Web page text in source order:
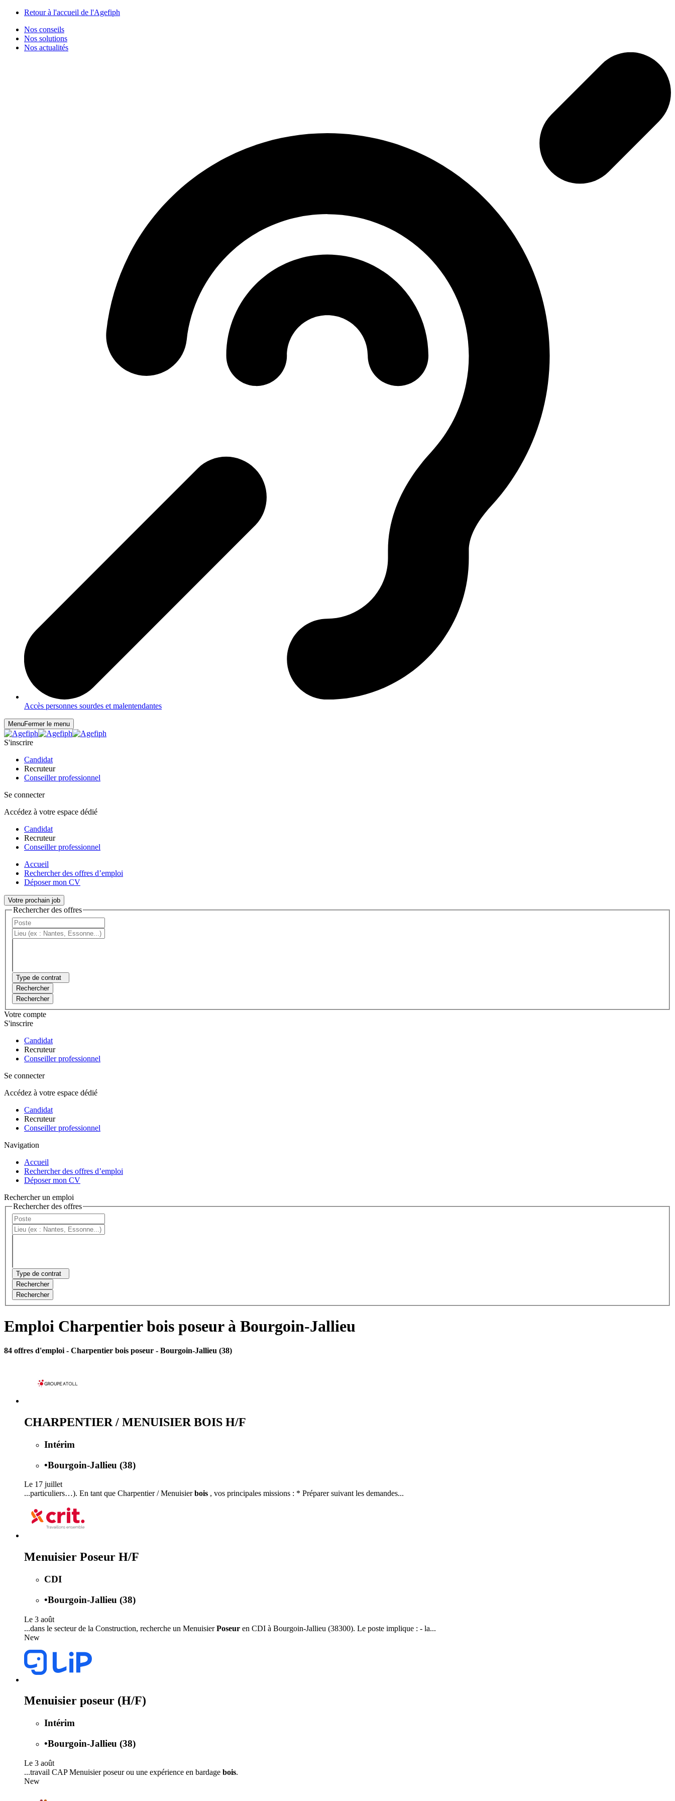
Retour à l'accueil de l'Agefiph
Nos conseils
Nos solutions
Nos actualités
Accès personnes sourdes et malentendantes
MenuFermer le menu
S'inscrire
Candidat
Recruteur
Conseiller professionnel
Se connecter
Accédez à votre espace dédié
Candidat
Recruteur
Conseiller professionnel
Accueil
Rechercher des offres d’emploi
Déposer mon CV
Votre prochain job
Rechercher des offres
Type de contrat
Rechercher
Rechercher
Votre compte
S'inscrire
Candidat
Recruteur
Conseiller professionnel
Se connecter
Accédez à votre espace dédié
Candidat
Recruteur
Conseiller professionnel
Navigation
Accueil
Rechercher des offres d’emploi
Déposer mon CV
Rechercher un emploi
Rechercher des offres
Type de contrat
Rechercher
Rechercher
Emploi Charpentier bois poseur à Bourgoin-Jallieu
84 offres d'emploi - Charpentier bois poseur - Bourgoin-Jallieu (38)
CHARPENTIER / MENUISIER BOIS H/F
Intérim
•Bourgoin-Jallieu (38)
Le 17 juillet
...particuliers…). En tant que Charpentier / Menuisierbois , vos principales missions : * Préparer suivant les demandes...
Menuisier Poseur H/F
CDI
•Bourgoin-Jallieu (38)
Le 3 août
...dans le secteur de la Construction, recherche un MenuisierPoseur en CDI à Bourgoin-Jallieu (38300). Le poste implique : - la...
New
Menuisier poseur (H/F)
Intérim
•Bourgoin-Jallieu (38)
Le 3 août
...travail CAP Menuisier poseur ou une expérience en bardage bois.
New